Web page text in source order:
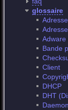
glossaire
Adware
Bande
Client
DHCP
DHT